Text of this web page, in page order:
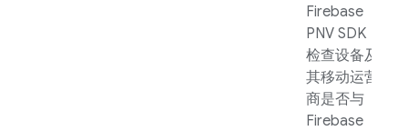
Firebase
PNV SDK
检查设备及
其移动运营
商是否与
Firebase